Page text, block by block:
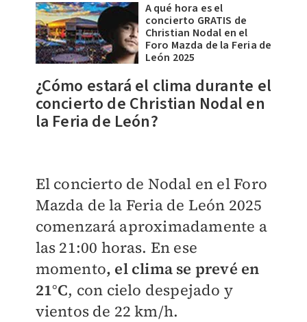
A qué hora es el
concierto GRATIS de
Christian Nodal en el
Foro Mazda de la Feria de
León 2025
¿Cómo estará el clima durante el
concierto de Christian Nodal en
la Feria de León?
El concierto de Nodal en el Foro
Mazda de la Feria de León 2025
comenzará aproximadamente a
las 21:00 horas. En ese
momento, el clima se prevé en
21°C, con cielo despejado y
vientos de 22 km/h.